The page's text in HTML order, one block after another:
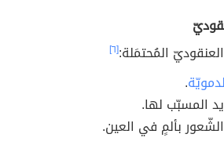
المُحتمَلة:[٦]
.
المسبّب لها.
بألمٍ في العين.